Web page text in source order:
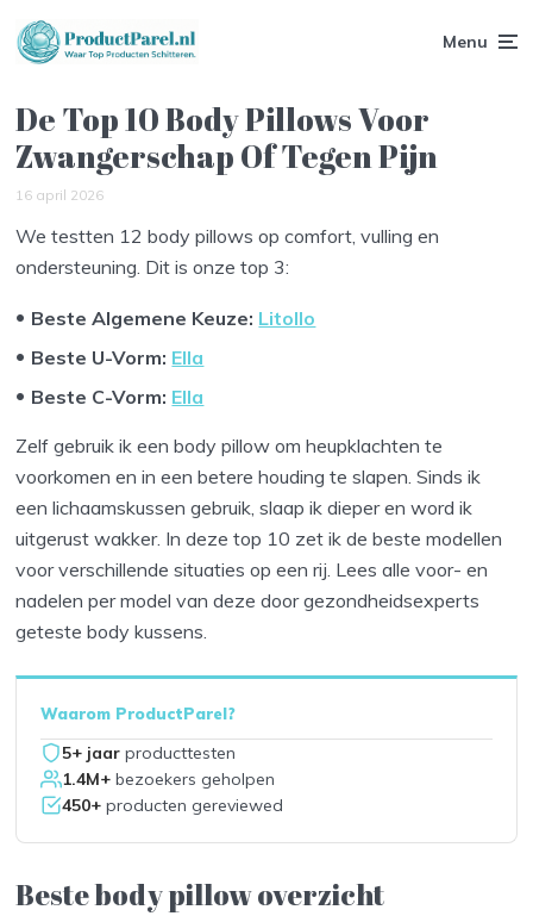
Menu
De Top 10 Body Pillows Voor
Zwangerschap Of Tegen Pijn
16 april 2026
We testten 12 body pillows op comfort, vulling en
ondersteuning. Dit is onze top 3:
Beste Algemene Keuze: Litollo
Beste U-Vorm: Ella
Beste C-Vorm: Ella
Zelf gebruik ik een body pillow om heupklachten te
voorkomen en in een betere houding te slapen. Sinds ik
een lichaamskussen gebruik, slaap ik dieper en word ik
uitgerust wakker. In deze top 10 zet ik de beste modellen
voor verschillende situaties op een rij. Lees alle voor- en
nadelen per model van deze door gezondheidsexperts
geteste body kussens.
Waarom ProductParel?
5+ jaar producttesten
1.4M+ bezoekers geholpen
450+ producten gereviewed
Beste body pillow overzicht